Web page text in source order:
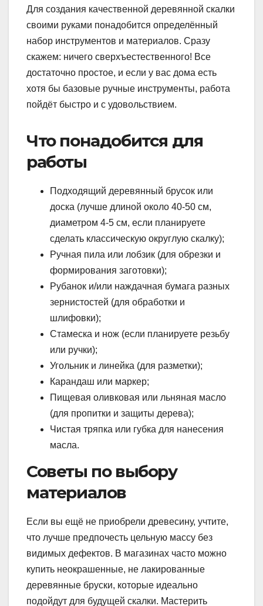
Для создания качественной деревянной скалки
своими руками понадобится определённый
набор инструментов и материалов. Сразу
скажем: ничего сверхъестественного! Все
достаточно простое, и если у вас дома есть
хотя бы базовые ручные инструменты, работа
пойдёт быстро и с удовольствием.
Что понадобится для
работы
Подходящий деревянный брусок или
доска (лучше длиной около 40-50 см,
диаметром 4-5 см, если планируете
сделать классическую округлую скалку);
Ручная пила или лобзик (для обрезки и
формирования заготовки);
Рубанок и/или наждачная бумага разных
зернистостей (для обработки и
шлифовки);
Стамеска и нож (если планируете резьбу
или ручки);
Угольник и линейка (для разметки);
Карандаш или маркер;
Пищевая оливковая или льняная масло
(для пропитки и защиты дерева);
Чистая тряпка или губка для нанесения
масла.
Советы по выбору
материалов
Если вы ещё не приобрели древесину, учтите,
что лучше предпочесть цельную массу без
видимых дефектов. В магазинах часто можно
купить неокрашенные, не лакированные
деревянные бруски, которые идеально
подойдут для будущей скалки. Мастерить